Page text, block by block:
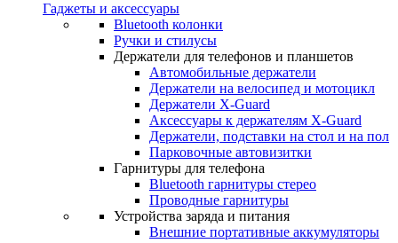
Гаджеты и аксессуары
Bluetooth колонки
Ручки и стилусы
Держатели для телефонов и планшетов
Автомобильные держатели
Держатели на велосипед и мотоцикл
Держатели X-Guard
Аксессуары к держателям X-Guard
Держатели, подставки на стол и на пол
Парковочные автовизитки
Гарнитуры для телефона
Bluetooth гарнитуры стерео
Проводные гарнитуры
Устройства заряда и питания
Внешние портативные аккумуляторы